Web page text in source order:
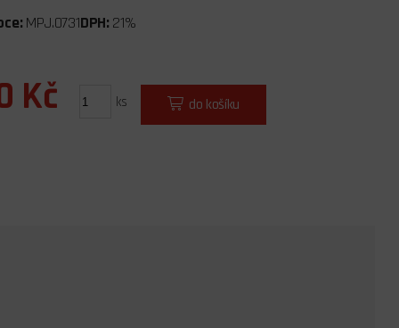
MPJ.0731DPH: 21%
Kč ks do košíku